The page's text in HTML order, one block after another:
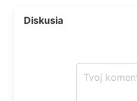
Diskusia